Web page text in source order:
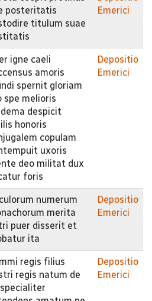
posteritatis
titulum suae
Emerici
igne caeli
amoris
spernit gloriam
spe melioris
despicit
honoris
copulam
uxoris
deo militat dux
foris
Depositio
Emerici
numerum
merita
puer disserit et
ita
Depositio
Emerici
regis filius
regis natum de
Depositio
Emerici